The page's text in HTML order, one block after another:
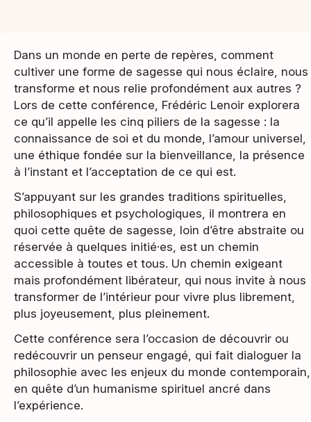
Dans un monde en perte de repères, comment
cultiver une forme de sagesse qui nous éclaire, nous
transforme et nous relie profondément aux autres ?
Lors de cette conférence, Frédéric Lenoir explorera
ce qu’il appelle les cinq piliers de la sagesse : la
connaissance de soi et du monde, l’amour universel,
une éthique fondée sur la bienveillance, la présence
à l’instant et l’acceptation de ce qui est.
S’appuyant sur les grandes traditions spirituelles,
philosophiques et psychologiques, il montrera en
quoi cette quête de sagesse, loin d’être abstraite ou
réservée à quelques initié·es, est un chemin
accessible à toutes et tous. Un chemin exigeant
mais profondément libérateur, qui nous invite à nous
transformer de l’intérieur pour vivre plus librement,
plus joyeusement, plus pleinement.
Cette conférence sera l’occasion de découvrir ou
redécouvrir un penseur engagé, qui fait dialoguer la
philosophie avec les enjeux du monde contemporain,
en quête d’un humanisme spirituel ancré dans
l’expérience.